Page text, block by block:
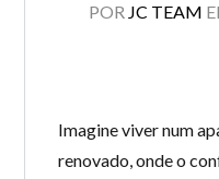
POR JC TEAM
Imagine viver num
renovado, onde o